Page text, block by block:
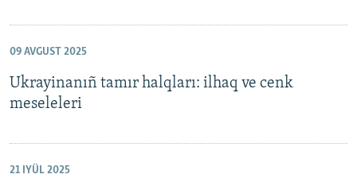
09 AVGUST 2025
Ukrayinanıñ tamır halqları: ilhaq ve cenk
meseleleri
21 IYÜL 2025